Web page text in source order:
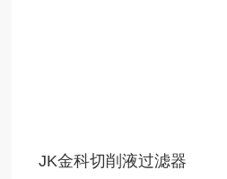
JK金科切削液过滤器